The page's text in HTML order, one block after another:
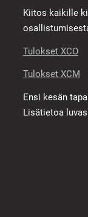
Kiitos kaikille
Tulokset XCO
Tulokset XCM
Ensi kesän
Lisätietoa